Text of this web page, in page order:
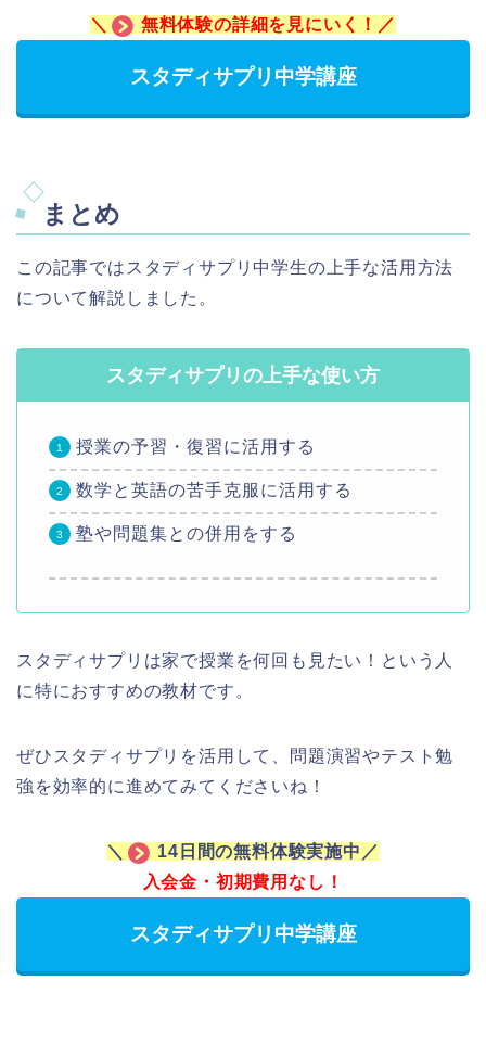
＼ 無料体験の詳細を見にいく！／
スタディサプリ中学講座
まとめ
この記事ではスタディサプリ中学生の上手な活用方法
について解説しました。
スタディサプリの上手な使い方
授業の予習・復習に活用する
数学と英語の苦手克服に活用する
塾や問題集との併用をする
スタディサプリは家で授業を何回も見たい！という人
に特におすすめの教材です。
ぜひスタディサプリを活用して、問題演習やテスト勉
強を効率的に進めてみてくださいね！
＼
14日間の無料体験実施中／
入会金・初期費用なし！
スタディサプリ中学講座